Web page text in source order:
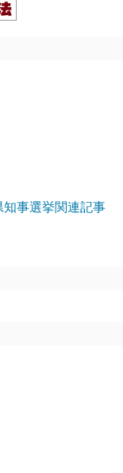
知事選挙関連記事